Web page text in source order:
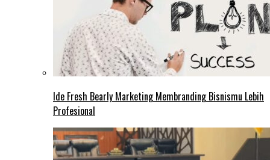
Ide Fresh Bearly Marketing Membranding Bisnismu Lebih
Profesional